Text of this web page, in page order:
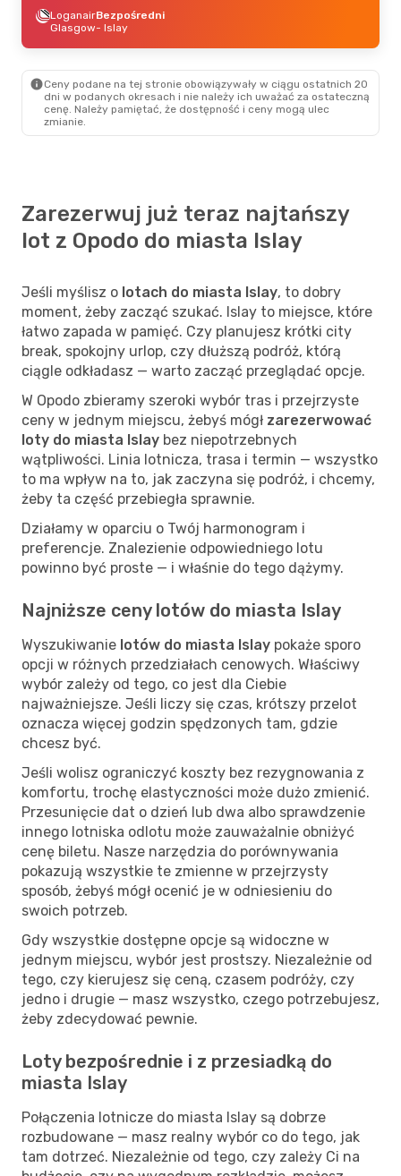
LoganairBezpośredni
Glasgow- Islay
Islay- Glasgow
Sob., 10 Paź- Śr., 14 Paź
Loganair
Bezpośredni
Loganair Bezpośredni
Glasgow- Islay
LoganairBezpośredni
LoganairBezpośredni
Glasgow- Islay
Ceny podane na tej stronie obowiązywały w ciągu ostatnich 20
dni w podanych okresach i nie należy ich uważać za ostateczną
cenę. Należy pamiętać, że dostępność i ceny mogą ulec
zmianie.
Zarezerwuj już teraz najtańszy
lot z Opodo do miasta Islay
Jeśli myślisz o lotach do miasta Islay, to dobry
moment, żeby zacząć szukać. Islay to miejsce, które
łatwo zapada w pamięć. Czy planujesz krótki city
break, spokojny urlop, czy dłuższą podróż, którą
ciągle odkładasz — warto zacząć przeglądać opcje.
W Opodo zbieramy szeroki wybór tras i przejrzyste
ceny w jednym miejscu, żebyś mógł zarezerwować
loty do miasta Islay bez niepotrzebnych
wątpliwości. Linia lotnicza, trasa i termin — wszystko
to ma wpływ na to, jak zaczyna się podróż, i chcemy,
żeby ta część przebiegła sprawnie.
Działamy w oparciu o Twój harmonogram i
preferencje. Znalezienie odpowiedniego lotu
powinno być proste — i właśnie do tego dążymy.
Najniższe ceny lotów do miasta Islay
Wyszukiwanie lotów do miasta Islay pokaże sporo
opcji w różnych przedziałach cenowych. Właściwy
wybór zależy od tego, co jest dla Ciebie
najważniejsze. Jeśli liczy się czas, krótszy przelot
oznacza więcej godzin spędzonych tam, gdzie
chcesz być.
Jeśli wolisz ograniczyć koszty bez rezygnowania z
komfortu, trochę elastyczności może dużo zmienić.
Przesunięcie dat o dzień lub dwa albo sprawdzenie
innego lotniska odlotu może zauważalnie obniżyć
cenę biletu. Nasze narzędzia do porównywania
pokazują wszystkie te zmienne w przejrzysty
sposób, żebyś mógł ocenić je w odniesieniu do
swoich potrzeb.
Gdy wszystkie dostępne opcje są widoczne w
jednym miejscu, wybór jest prostszy. Niezależnie od
tego, czy kierujesz się ceną, czasem podróży, czy
jedno i drugie — masz wszystko, czego potrzebujesz,
żeby zdecydować pewnie.
Loty bezpośrednie i z przesiadką do
miasta Islay
Połączenia lotnicze do miasta Islay są dobrze
rozbudowane — masz realny wybór co do tego, jak
tam dotrzeć. Niezależnie od tego, czy zależy Ci na